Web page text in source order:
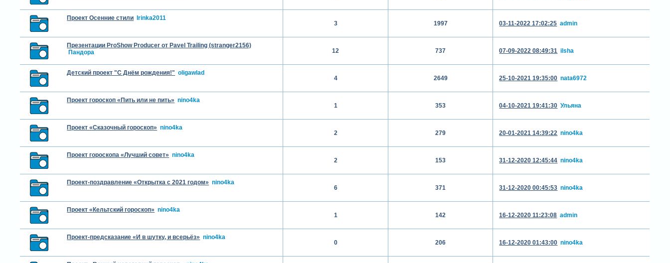
Проект Осенние стили Irinka2011
3 1997 03-11-2022 17:02:25 admin
Презентации ProShow Producer от Pavel Trailing (stranger2156)
Пандора
12 737 07-09-2022 08:49:31 ilsha
Детский проект "С Днём рождения!" oligawlad
4 2649 25-10-2021 19:35:00 nata6972
Проект гороскоп «Пить или не пить» nino4ka
1 353 04-10-2021 19:41:30 Ульяна
Проект «Сказочный гороскоп» nino4ka
2 279 20-01-2021 14:39:22 nino4ka
Проект гороскопа «Лучший совет» nino4ka
2 153 31-12-2020 12:45:44 nino4ka
Проект-поздравление «Открытка с 2021 годом» nino4ka
6 371 31-12-2020 00:45:53 nino4ka
Проект «Кельтский гороскоп» nino4ka
1 142 16-12-2020 11:23:08 admin
Проект-предсказание «И в шутку, и всерьёз» nino4ka
0 206 16-12-2020 01:43:00 nino4ka